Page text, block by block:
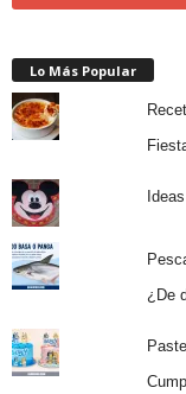
Lo Más Popular
¿De